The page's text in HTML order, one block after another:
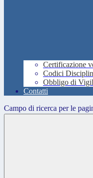
Certificazione
Codici
Obbligo di
Contatti
Campo di ricerca per le